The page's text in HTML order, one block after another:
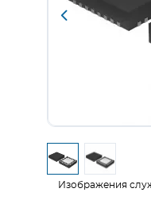
Изображения